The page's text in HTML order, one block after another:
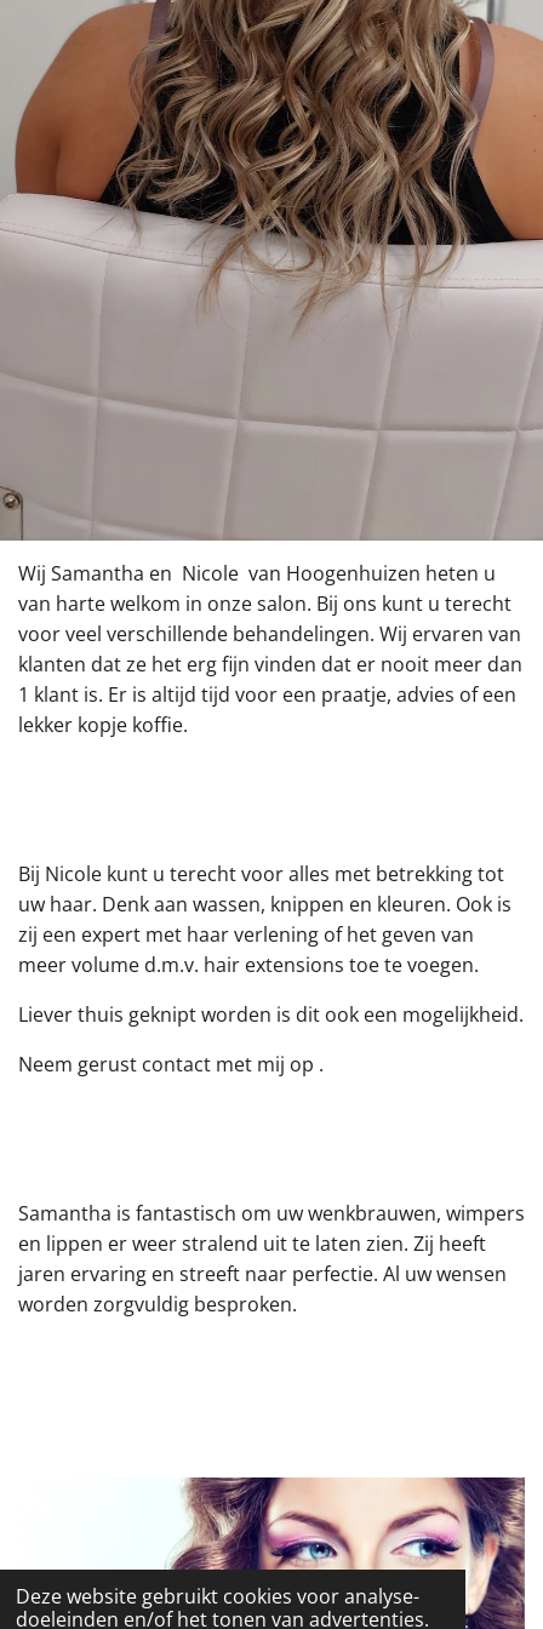
Deze website gebruikt cookies voor analyse-
doeleinden en/of het tonen van advertenties.
Wij Samantha en Nicole van Hoogenhuizen heten u
van harte welkom in onze salon. Bij ons kunt u terecht
voor veel verschillende behandelingen. Wij ervaren van
klanten dat ze het erg fijn vinden dat er nooit meer dan
1 klant is. Er is altijd tijd voor een praatje, advies of een
lekker kopje koffie.
Bij Nicole kunt u terecht voor alles met betrekking tot
uw haar. Denk aan wassen, knippen en kleuren. Ook is
zij een expert met haar verlening of het geven van
meer volume d.m.v. hair extensions toe te voegen.
Liever thuis geknipt worden is dit ook een mogelijkheid.
Neem gerust contact met mij op .
Samantha is fantastisch om uw wenkbrauwen, wimpers
en lippen er weer stralend uit te laten zien. Zij heeft
jaren ervaring en streeft naar perfectie. Al uw wensen
worden zorgvuldig besproken.